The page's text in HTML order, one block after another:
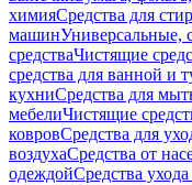
химияСредства для
машинУниверсальные,
средстваЧистящие
средства для ванной и
кухниСредства для
мебелиЧистящие
ковровСредства для
воздухаСредства от
одеждойСредства